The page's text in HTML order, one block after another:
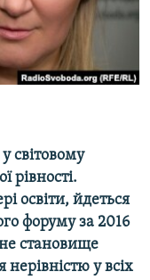
світовому
рівності.
освіти, йдеться
форуму за 2016
становище
нерівністю у всіх